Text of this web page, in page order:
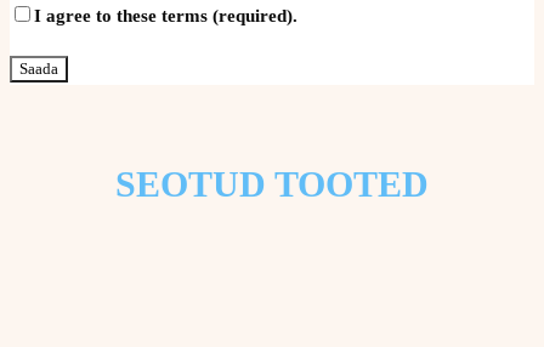
I agree to these terms (required).
SEOTUD TOOTED